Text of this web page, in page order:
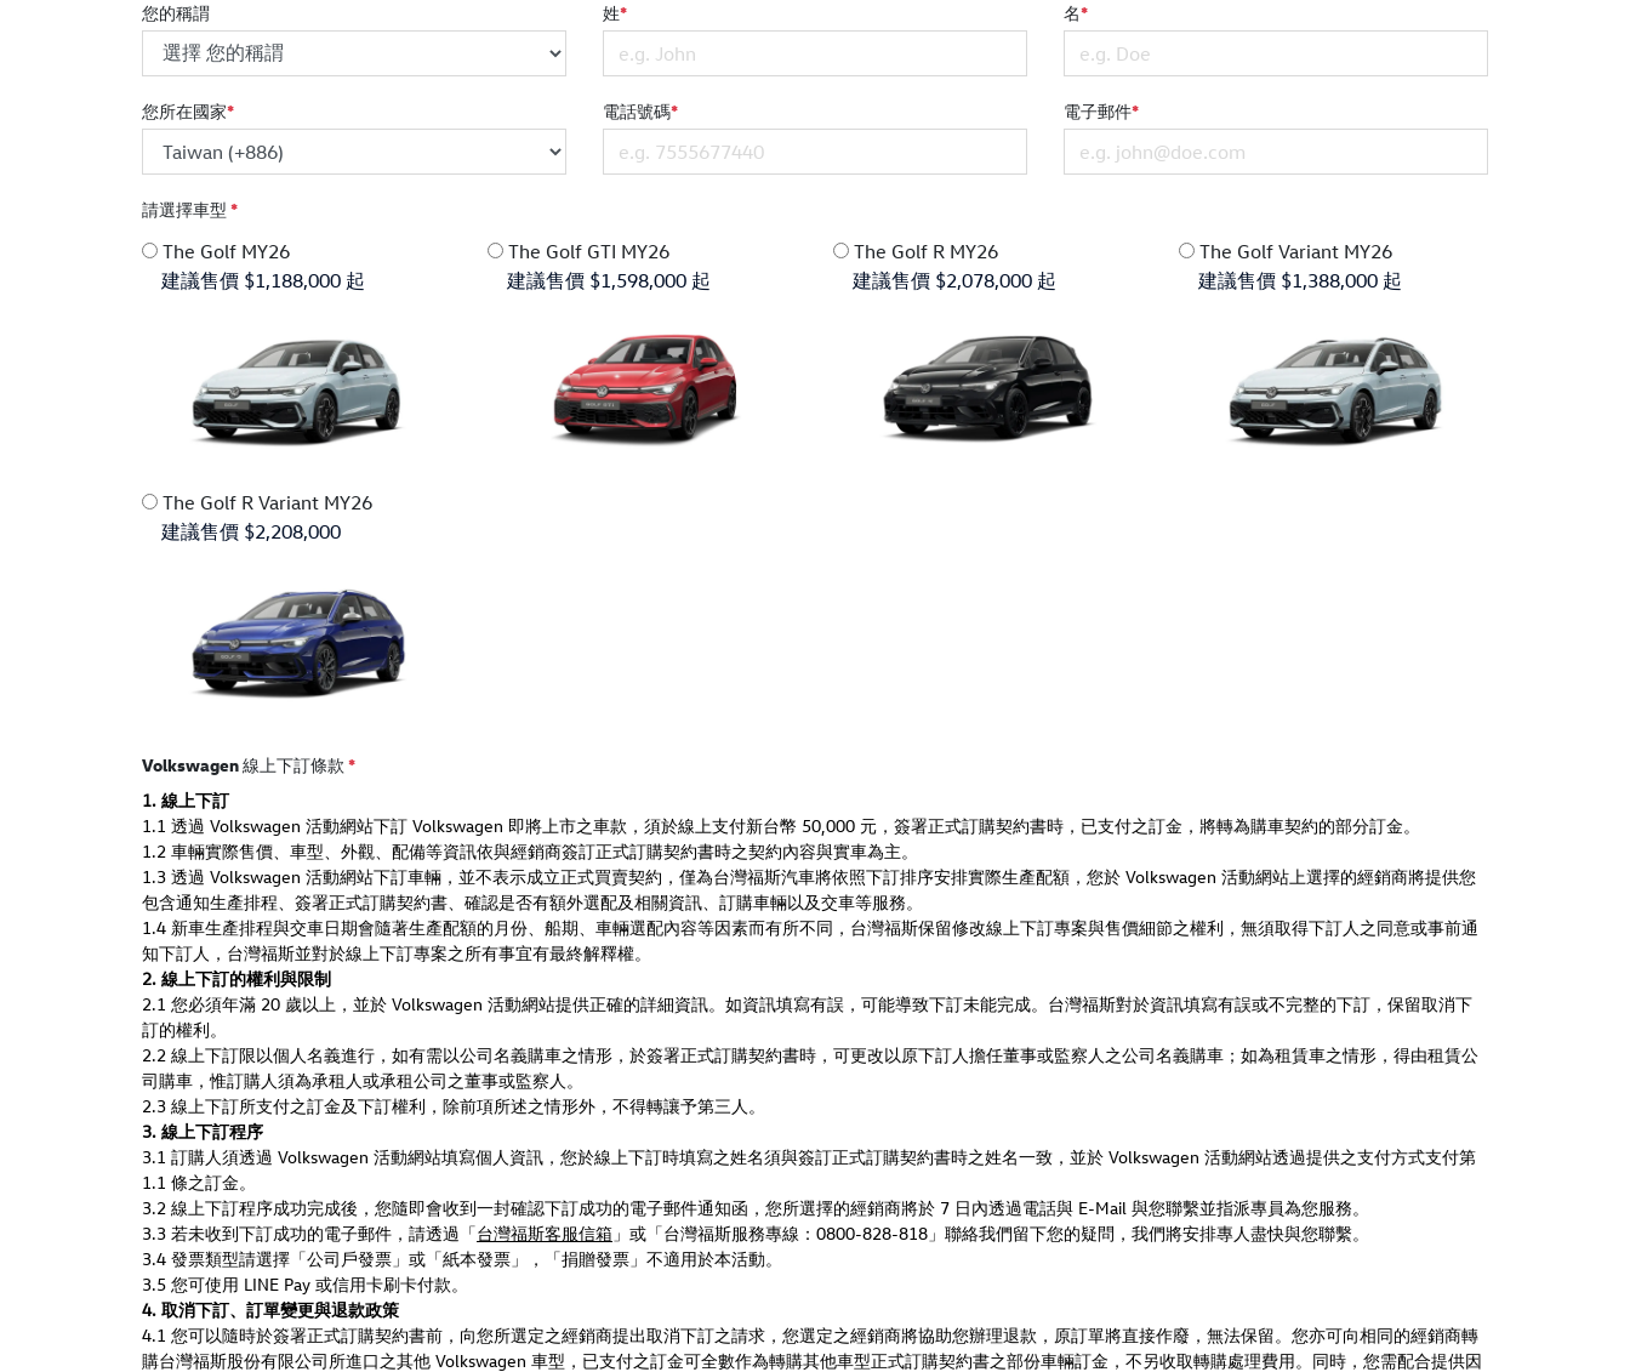
您的稱謂 姓* 名*
您所在國家* 電話號碼* 電子郵件*
請選擇車型 *
The Golf MY26
建議售價 $1,188,000 起
The Golf GTI MY26
建議售價 $1,598,000 起
The Golf R MY26
建議售價 $2,078,000 起
The Golf Variant MY26
建議售價 $1,388,000 起
The Golf R Variant MY26
建議售價 $2,208,000
Volkswagen 線上下訂條款 *
1. 線上下訂
1.1 透過 Volkswagen 活動網站下訂 Volkswagen 即將上市之車款，須於線上支付新台幣 50,000 元，簽署正式訂購契約書時，已支付之訂金，將轉為購車契約的部分訂金。
1.2 車輛實際售價、車型、外觀、配備等資訊依與經銷商簽訂正式訂購契約書時之契約內容與實車為主。
1.3 透過 Volkswagen 活動網站下訂車輛，並不表示成立正式買賣契約，僅為台灣福斯汽車將依照下訂排序安排實際生產配額，您於 Volkswagen 活動網站上選擇的經銷商將提供您
包含通知生產排程、簽署正式訂購契約書、確認是否有額外選配及相關資訊、訂購車輛以及交車等服務。
1.4 新車生產排程與交車日期會隨著生產配額的月份、船期、車輛選配內容等因素而有所不同，台灣福斯保留修改線上下訂專案與售價細節之權利，無須取得下訂人之同意或事前通
知下訂人，台灣福斯並對於線上下訂專案之所有事宜有最終解釋權。
2. 線上下訂的權利與限制
2.1 您必須年滿 20 歲以上，並於 Volkswagen 活動網站提供正確的詳細資訊。如資訊填寫有誤，可能導致下訂未能完成。台灣福斯對於資訊填寫有誤或不完整的下訂，保留取消下
訂的權利。
2.2 線上下訂限以個人名義進行，如有需以公司名義購車之情形，於簽署正式訂購契約書時，可更改以原下訂人擔任董事或監察人之公司名義購車；如為租賃車之情形，得由租賃公
司購車，惟訂購人須為承租人或承租公司之董事或監察人。
2.3 線上下訂所支付之訂金及下訂權利，除前項所述之情形外，不得轉讓予第三人。
3. 線上下訂程序
3.1 訂購人須透過 Volkswagen 活動網站填寫個人資訊，您於線上下訂時填寫之姓名須與簽訂正式訂購契約書時之姓名一致， 並於 Volkswagen 活動網站透過提供之支付方式支付第
1.1 條之訂金。
3.2 線上下訂程序成功完成後，您隨即會收到一封確認下訂成功的電子郵件通知函，您所選擇的經銷商將於 7 日內透過電話與 E-Mail 與您聯繫並指派專員為您服務。
3.3 若未收到下訂成功的電子郵件，請透過「台灣福斯客服信箱 」或「台灣福斯服務專線：0800-828-818」聯絡我們留下您的疑問，我們將安排專人盡快與您聯繫。
3.4 發票類型請選擇「公司戶發票」或「紙本發票」，「捐贈發票」不適用於本活動。
3.5 您可使用 LINE Pay 或信用卡刷卡付款。
4. 取消下訂、訂單變更與退款政策
4.1 您可以隨時於簽署正式訂購契約書前，向您所選定之經銷商提出取消下訂之請求，您選定之經銷商將協助您辦理退款，原訂單將直接作廢，無法保留。您亦可向相同的經銷商轉
購台灣福斯股份有限公司所進口之其他 Volkswagen 車型，已支付之訂金可全數作為轉購其他車型正式訂購契約書之部份車輛訂金，不另收取轉購處理費用。同時，您需配合提供因